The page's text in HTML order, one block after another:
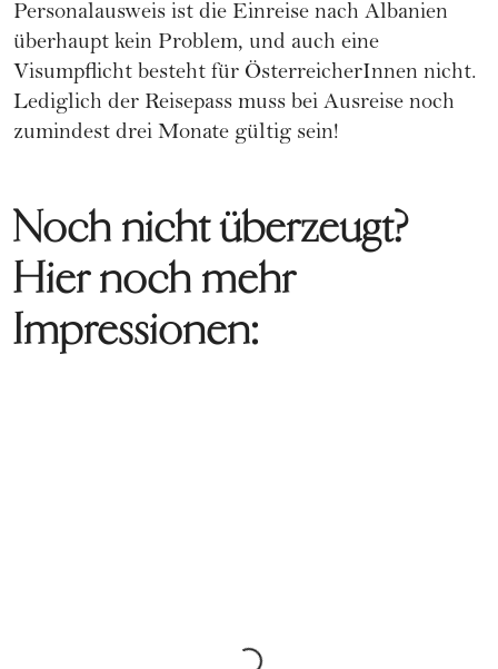
Personalausweis ist die Einreise nach Albanien
überhaupt kein Problem, und auch eine
Visumpflicht besteht für ÖsterreicherInnen nicht.
Lediglich der Reisepass muss bei Ausreise noch
zumindest drei Monate gültig sein!
Noch nicht überzeugt?
Hier noch mehr
Impressionen: